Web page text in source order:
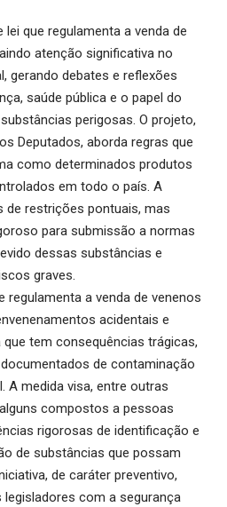
que regulamenta a venda de
atenção significativa no
gerando debates e reflexões
saúde pública e o papel do
perigosas. O projeto,
Deputados, aborda regras que
como determinados produtos
em todo o país. A
de restrições pontuais, mas
para submissão a normas
dessas substâncias e
graves.
a venda de venenos
acidentais e
tem consequências trágicas,
de contaminação
A medida visa, entre outras
compostos a pessoas
rigorosas de identificação e
de substâncias que possam
de caráter preventivo,
com a segurança